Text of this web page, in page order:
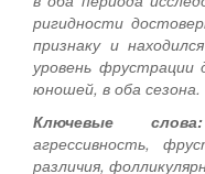
ригидности
признаку и
уровень
юношей, в оба сезона.
Ключевые слова:
агрессивность,
различия,